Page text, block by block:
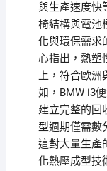
與生產速度快
椅結構與電池
化與環保需求
心指出，熱塑
上，符合歐洲
如，BMW i3
建立完整的回
型週期僅需數
這對大量生產
化熱壓成型技